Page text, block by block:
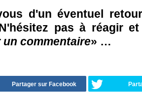
d'un éventuel
pas à réagir
commentaire» …
Partager sur Facebook